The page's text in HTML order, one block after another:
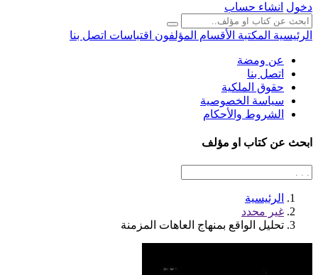
دخول انشاء حساب
الرئيسية المكتبة الأقسام المؤلفون اقتباسات اتصل بنا
عن ومضة
اتصل بنا
حقوق الملكية
سياسة الخصوصية
الشروط والأحكام
ابحث عن كتاب او مؤلف
الرئيسية
غير محدد
تحليل الواقع بمنهاج العاهات المزمنة